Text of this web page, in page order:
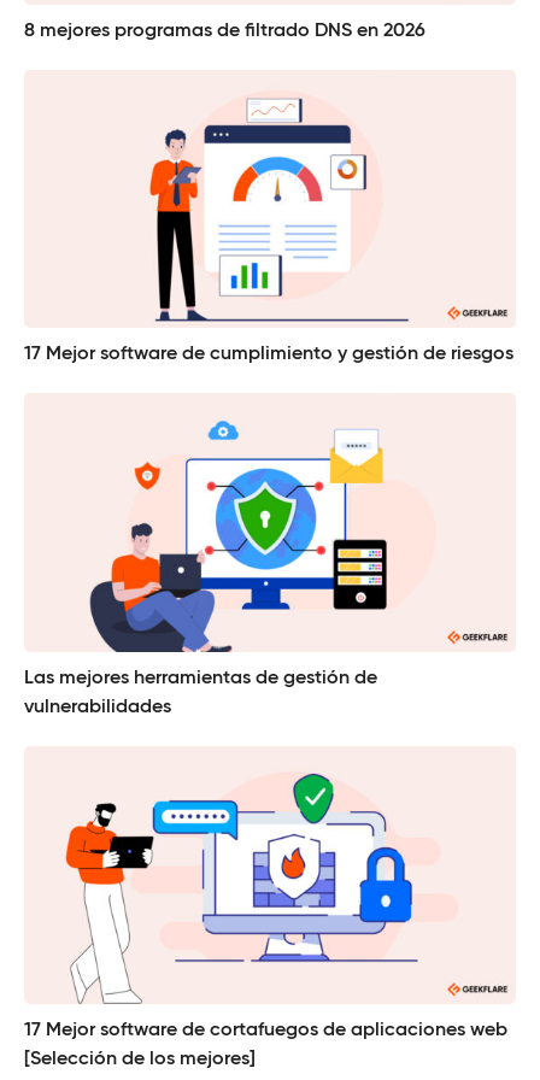
8 mejores programas de filtrado DNS en 2026
17 Mejor software de cumplimiento y gestión de riesgos
Las mejores herramientas de gestión de
vulnerabilidades
17 Mejor software de cortafuegos de aplicaciones web
[Selección de los mejores]